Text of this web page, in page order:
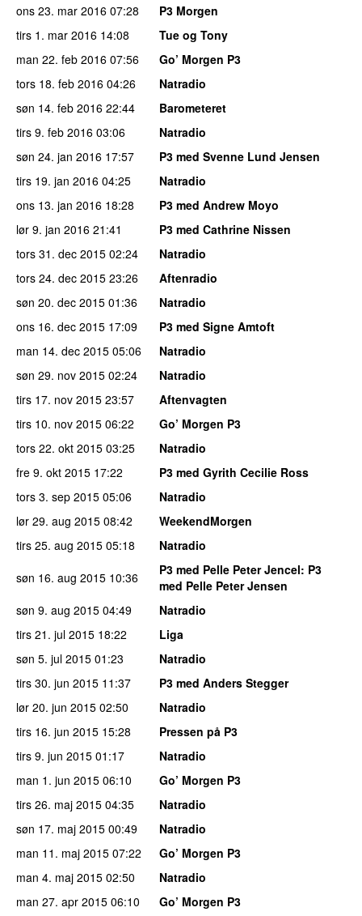
ons 23. mar 2016 07:28
P3 Morgen
tirs 1. mar 2016 14:08
Tue og Tony
man 22. feb 2016 07:56
Go’ Morgen P3
tors 18. feb 2016 04:26
Natradio
søn 14. feb 2016 22:44
Barometeret
tirs 9. feb 2016 03:06
Natradio
søn 24. jan 2016 17:57
P3 med Svenne Lund Jensen
tirs 19. jan 2016 04:25
Natradio
ons 13. jan 2016 18:28
P3 med Andrew Moyo
lør 9. jan 2016 21:41
P3 med Cathrine Nissen
tors 31. dec 2015 02:24
Natradio
tors 24. dec 2015 23:26
Aftenradio
søn 20. dec 2015 01:36
Natradio
ons 16. dec 2015 17:09
P3 med Signe Amtoft
man 14. dec 2015 05:06
Natradio
søn 29. nov 2015 02:24
Natradio
tirs 17. nov 2015 23:57
Aftenvagten
tirs 10. nov 2015 06:22
Go’ Morgen P3
tors 22. okt 2015 03:25
Natradio
fre 9. okt 2015 17:22
P3 med Gyrith Cecilie Ross
tors 3. sep 2015 05:06
Natradio
lør 29. aug 2015 08:42
WeekendMorgen
tirs 25. aug 2015 05:18
Natradio
søn 16. aug 2015 10:36 P3 med Pelle Peter Jencel: P3
med Pelle Peter Jensen
søn 9. aug 2015 04:49
Natradio
tirs 21. jul 2015 18:22
Liga
søn 5. jul 2015 01:23
Natradio
tirs 30. jun 2015 11:37
P3 med Anders Stegger
lør 20. jun 2015 02:50
Natradio
tirs 16. jun 2015 15:28
Pressen på P3
tirs 9. jun 2015 01:17
Natradio
man 1. jun 2015 06:10
Go’ Morgen P3
tirs 26. maj 2015 04:35
Natradio
søn 17. maj 2015 00:49
Natradio
man 11. maj 2015 07:22
Go’ Morgen P3
man 4. maj 2015 02:50
Natradio
man 27. apr 2015 06:10
Go’ Morgen P3